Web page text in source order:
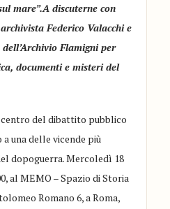
mare”.A discuterne con
Federico Valacchi e
Flamigni per
documenti e misteri del
del dibattito pubblico
una delle vicende più
dopoguerra. Mercoledì 18
al MEMO – Spazio di Storia
Romano 6, a Roma,